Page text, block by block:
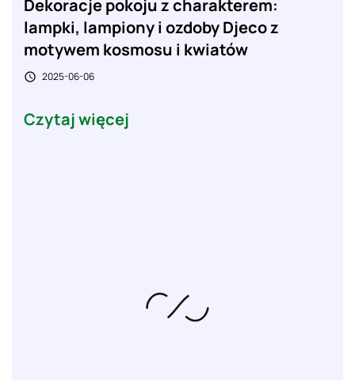
Dekoracje pokoju z charakterem:
lampki, lampiony i ozdoby Djeco z
motywem kosmosu i kwiatów
 2025-06-06
Czytaj więcej